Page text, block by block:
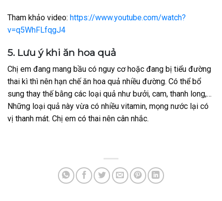
Tham khảo video: https://www.youtube.com/watch?
v=q5WhFLfqgJ4
5. Lưu ý khi ăn hoa quả
Chị em đang mang bầu có nguy cơ hoặc đang bị tiểu đường
thai kì thì nên hạn chế ăn hoa quả nhiều đường. Có thể bổ
sung thay thế bằng các loại quả như bưởi, cam, thanh long,…
Những loại quả này vừa có nhiều vitamin, mọng nước lại có
vị thanh mát. Chị em có thai nên cân nhắc.